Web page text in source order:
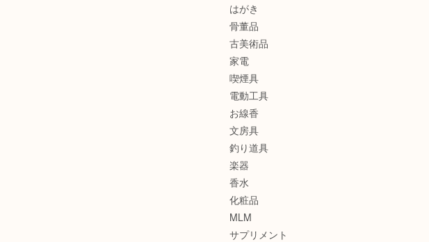
はがき
骨董品
古美術品
家電
喫煙具
電動工具
お線香
文房具
釣り道具
楽器
香水
化粧品
MLM
サプリメント